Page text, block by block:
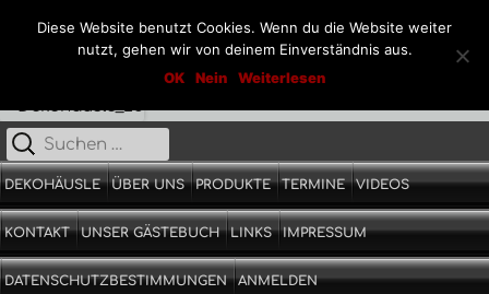
Inhalt
Dekohäusle_25
Kunst aus Stahl und Stein
Primäres
Menü
Suche
nach:
DEKOHÄUSLE ÜBER UNS PRODUKTE TERMINE VIDEOS
KONTAKT UNSER GÄSTEBUCH LINKS IMPRESSUM
DATENSCHUTZBESTIMMUNGEN ANMELDEN
Diese Website benutzt Cookies. Wenn du die Website weiter
nutzt, gehen wir von deinem Einverständnis aus.
OK
Nein Weiterlesen